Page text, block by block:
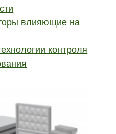
влияющие на
контроля